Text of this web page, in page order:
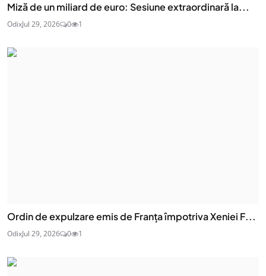
Miză de un miliard de euro: Sesiune extraordinară la...
OdixJul 29, 2026 0 1
Ordin de expulzare emis de Franța împotriva Xeniei F...
OdixJul 29, 2026 0 1